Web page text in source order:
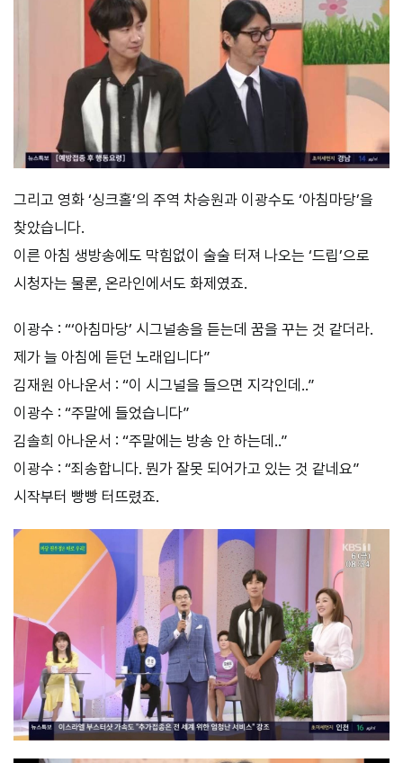
그리고 영화 ‘싱크홀’의 주역 차승원과 이광수도 ‘아침마당’을
찾았습니다.
이른 아침 생방송에도 막힘없이 술술 터져 나오는 ‘드립’으로
시청자는 물론, 온라인에서도 화제였죠.
이광수 : “‘아침마당’ 시그널송을 듣는데 꿈을 꾸는 것 같더라.
제가 늘 아침에 듣던 노래입니다”
김재원 아나운서 : “이 시그널을 들으면 지각인데..”
이광수 : “주말에 들었습니다”
김솔희 아나운서 : “주말에는 방송 안 하는데..”
이광수 : “죄송합니다. 뭔가 잘못 되어가고 있는 것 같네요”
시작부터 빵빵 터뜨렸죠.